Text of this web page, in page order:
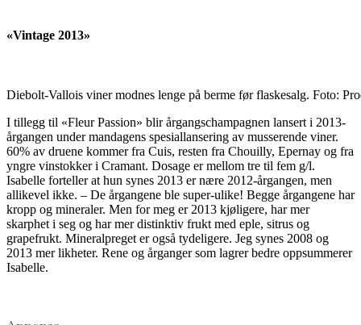
«Vintage 2013»
Diebolt-Vallois viner modnes lenge på berme før flaskesalg. Foto:
I tillegg til «Fleur Passion» blir årgangschampagnen lansert i 2013-
årgangen under mandagens spesiallansering av musserende viner.
60% av druene kommer fra Cuis, resten fra Chouilly, Epernay og fra
yngre vinstokker i Cramant. Dosage er mellom tre til fem g/l.
Isabelle forteller at hun synes 2013 er nære 2012-årgangen, men
allikevel ikke. – De årgangene ble super-ulike! Begge årgangene har
kropp og mineraler. Men for meg er 2013 kjøligere, har mer
skarphet i seg og har mer distinktiv frukt med eple, sitrus og
grapefrukt. Mineralpreget er også tydeligere. Jeg synes 2008 og
2013 mer likheter. Rene og årganger som lagrer bedre oppsummerer
Isabelle.